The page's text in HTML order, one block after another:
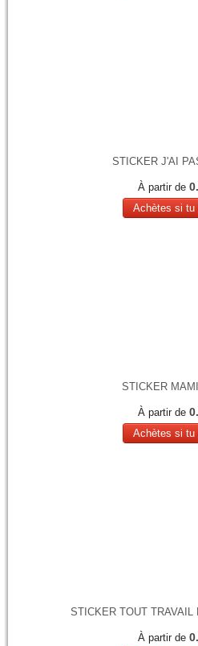
STICKER J'AI
À partir de
Achètes si tu
STICKER
À partir de
Achètes si tu
STICKER TOUT TRAVAIL
À partir de